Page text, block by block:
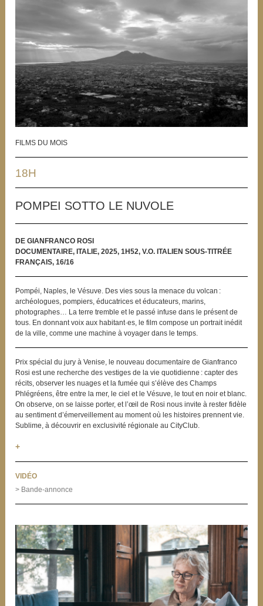
FILMS DU MOIS
18H
POMPEI SOTTO LE NUVOLE
DE GIANFRANCO ROSI
DOCUMENTAIRE, ITALIE, 2025, 1H52, V.O. ITALIEN SOUS-TITRÉE
FRANÇAIS, 16/16
Pompéi, Naples, le Vésuve. Des vies sous la menace du volcan :
archéologues, pompiers, éducatrices et éducateurs, marins,
photographes… La terre tremble et le passé infuse dans le présent de
tous. En donnant voix aux habitant·es, le film compose un portrait inédit
de la ville, comme une machine à voyager dans le temps.
Prix spécial du jury à Venise, le nouveau documentaire de Gianfranco
Rosi est une recherche des vestiges de la vie quotidienne : capter des
récits, observer les nuages et la fumée qui s’élève des Champs
Phlégréens, être entre la mer, le ciel et le Vésuve, le tout en noir et blanc.
On observe, on se laisse porter, et l’œil de Rosi nous invite à rester fidèle
au sentiment d’émerveillement au moment où les histoires prennent vie.
Sublime, à découvrir en exclusivité régionale au CityClub.
+
VIDÉO
> Bande-annonce